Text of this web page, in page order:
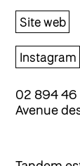
Site web
Instagram
02 894 46
Avenue